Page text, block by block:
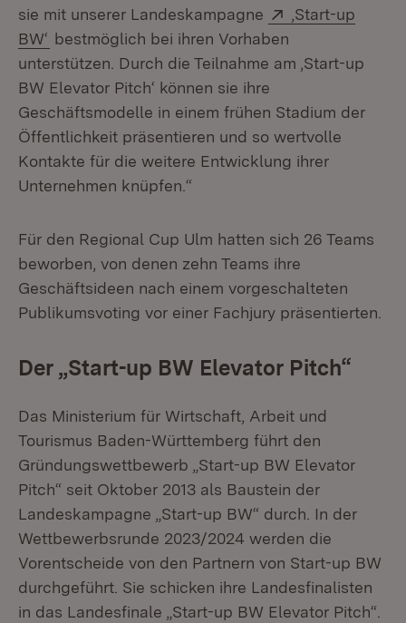
sie mit unserer Landeskampagne
Extern:
‚Start-up
BW‘ (Öffnet in neuem Fenster)
bestmöglich bei ihren Vorhaben
unterstützen. Durch die Teilnahme am ‚Start-up
BW Elevator Pitch‘ können sie ihre
Geschäftsmodelle in einem frühen Stadium der
Öffentlichkeit präsentieren und so wertvolle
Kontakte für die weitere Entwicklung ihrer
Unternehmen knüpfen.“
Für den Regional Cup Ulm hatten sich 26 Teams
beworben, von denen zehn Teams ihre
Geschäftsideen nach einem vorgeschalteten
Publikumsvoting vor einer Fachjury präsentierten.
Der „Start-up BW Elevator Pitch“
Das Ministerium für Wirtschaft, Arbeit und
Tourismus Baden-Württemberg führt den
Gründungswettbewerb „Start-up BW Elevator
Pitch“ seit Oktober 2013 als Baustein der
Landeskampagne „Start-up BW“ durch. In der
Wettbewerbsrunde 2023/2024 werden die
Vorentscheide von den Partnern von Start-up BW
durchgeführt. Sie schicken ihre Landesfinalisten
in das Landesfinale „Start-up BW Elevator Pitch“.